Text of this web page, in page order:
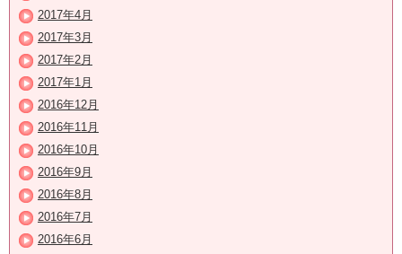
2017年4月
2017年3月
2017年2月
2017年1月
2016年12月
2016年11月
2016年10月
2016年9月
2016年8月
2016年7月
2016年6月